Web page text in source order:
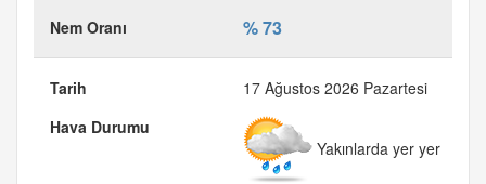
% 73
17 Ağustos 2026 Pazartesi
Yakınlarda yer yer